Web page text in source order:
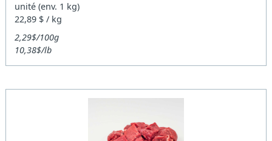
unité (env. 1 kg)
22,89 $ / kg
2,29$/100g
10,38$/lb